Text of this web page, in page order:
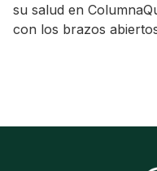
su salud en
con los brazos